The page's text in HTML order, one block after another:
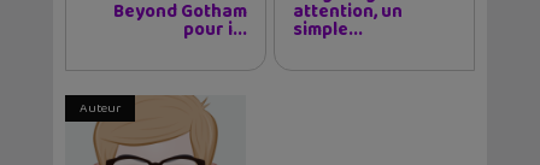
Beyond Gotham
pour i...
attention, un
simple...
Auteur